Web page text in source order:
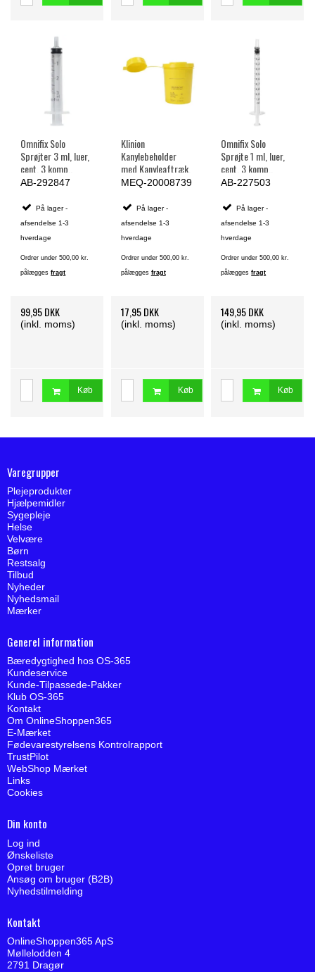
Omnifix Solo
Sprøjter 3 ml, luer,
cent. 3 komp.,
steril - 100 stk.
AB-292847
På lager -
afsendelse 1-3
hverdage
Ordrer under 500,00 kr.
pålæggesfragt
99,95 DKK
(inkl. moms)
Køb
Klinion
Kanylebeholder
med Kanyleaftræk,
UN godkendt - 500
MEQ-20008739
På lager -
afsendelse 1-3
hverdage
Ordrer under 500,00 kr.
pålægges fragt
17,95 DKK
(inkl. moms)
Køb
Omnifix Solo
Sprøjte 1 ml, luer,
cent. 3 komp.,
steril - 100 stk.
AB-227503
På lager -
afsendelse 1-3
hverdage
Ordrer under 500,00 kr.
pålæggesfragt
149,95 DKK
(inkl. moms)
Køb
Varegrupper
Plejeprodukter
Hjælpemidler
Sygepleje
Helse
Velvære
Børn
Restsalg
Tilbud
Nyheder
Nyhedsmail
Mærker
Generel information
Bæredygtighed hos OS-365
Kundeservice
Kunde-Tilpassede-Pakker
Klub OS-365
Kontakt
Om OnlineShoppen365
E-Mærket
Fødevarestyrelsens Kontrolrapport
TrustPilot
WebShop Mærket
Links
Cookies
Din konto
Log ind
Ønskeliste
Opret bruger
Ansøg om bruger (B2B)
Nyhedstilmelding
Kontakt
OnlineShoppen365 ApS
Møllelodden 4
2791 Dragør